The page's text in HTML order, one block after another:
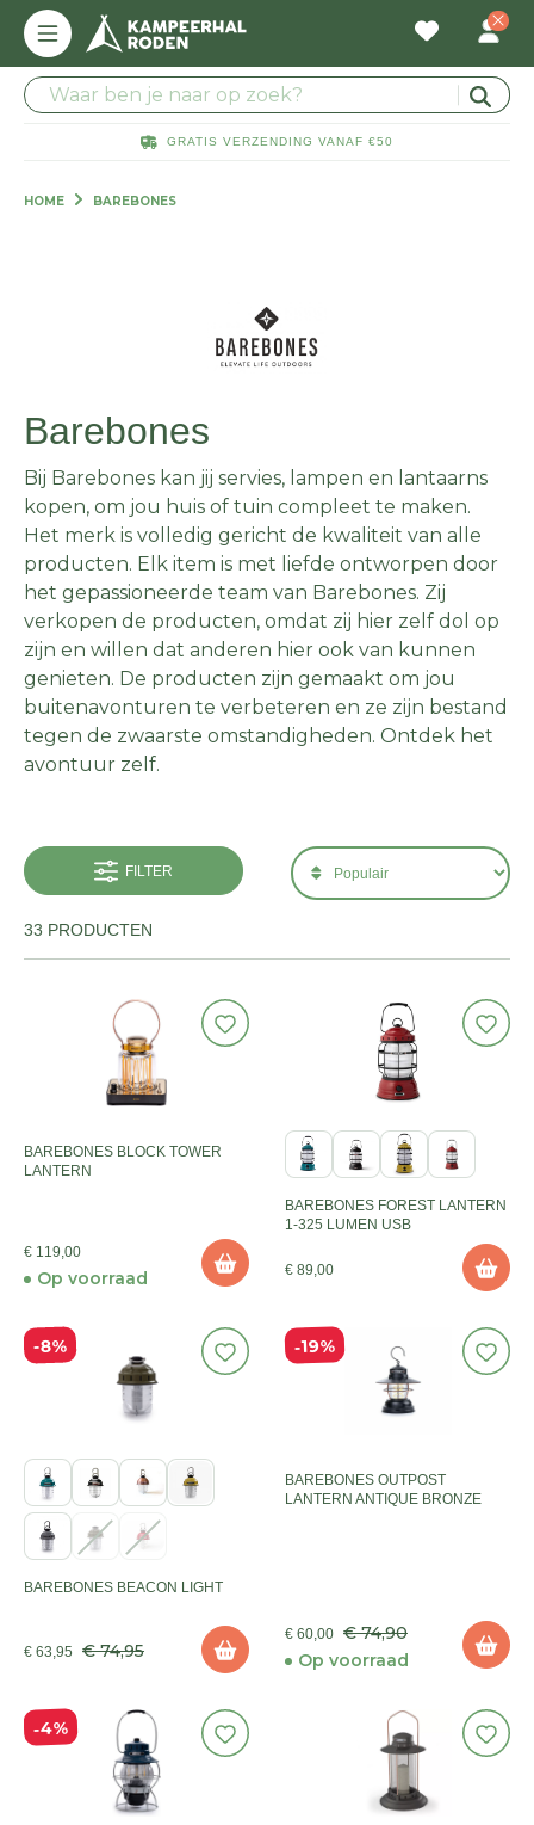
GRATIS VERZENDING VANAF €50
HOME BAREBONES
Barebones
Bij Barebones kan jij servies, lampen en lantaarns
kopen, om jou huis of tuin compleet te maken.
Het merk is volledig gericht de kwaliteit van alle
producten. Elk item is met liefde ontworpen door
het gepassioneerde team van Barebones. Zij
verkopen de producten, omdat zij hier zelf dol op
zijn en willen dat anderen hier ook van kunnen
genieten. De producten zijn gemaakt om jou
buitenavonturen te verbeteren en ze zijn bestand
tegen de zwaarste omstandigheden. Ontdek het
avontuur zelf.
FILTER
33 PRODUCTEN
BAREBONES BLOCK TOWER
LANTERN
€ 119,00
Op voorraad
BAREBONES FOREST LANTERN
1-325 LUMEN USB
€ 89,00
8%
BAREBONES BEACON LIGHT
€ 63,95 € 74,95
19%
BAREBONES OUTPOST
LANTERN ANTIQUE BRONZE
€ 60,00 € 74,90
Op voorraad
4%